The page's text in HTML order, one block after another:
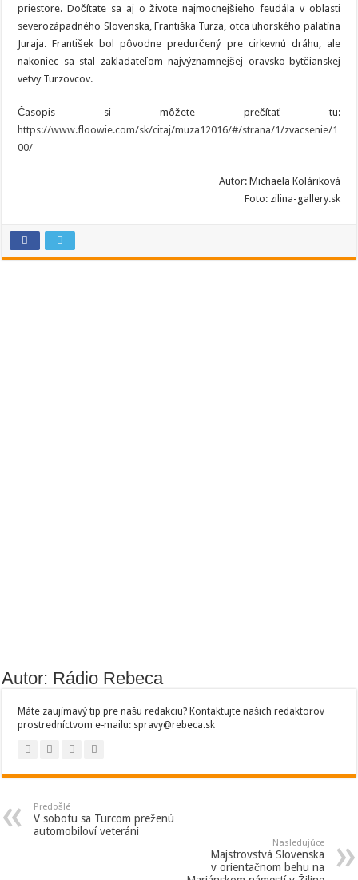
priestore. Dočítate sa aj o živote najmocnejšieho feudála v oblasti
severozápadného Slovenska, Františka Turza, otca uhorského palatína
Juraja. František bol pôvodne predurčený pre cirkevnú dráhu, ale
nakoniec sa stal zakladateľom najvýznamnejšej oravsko-bytčianskej
vetvy Turzovcov.
Časopis si môžete prečítať tu:
https://www.floowie.com/sk/citaj/muza12016/#/strana/1/zvacsenie/1
00/
Autor: Michaela Koláriková
Foto: zilina-gallery.sk
Autor: Rádio Rebeca
Máte zaujímavý tip pre našu redakciu? Kontaktujte našich redaktorov
prostredníctvom e-mailu: spravy@rebeca.sk
Predošlé
V sobotu sa Turcom preženú
automobiloví veteráni
Nasledujúce
Majstrovstvá Slovenska
v orientačnom behu na